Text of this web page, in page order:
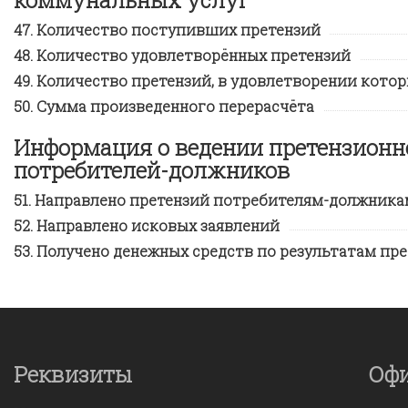
Количество поступивших претензий
Количество удовлетворённых претензий
Количество претензий, в удовлетворении
Сумма произведенного перерасчёта
Информация о ведении
потребителей-должников
Направлено претензий потребителям-
Направлено исковых заявлений
Получено денежных средств по результатам
Реквизиты